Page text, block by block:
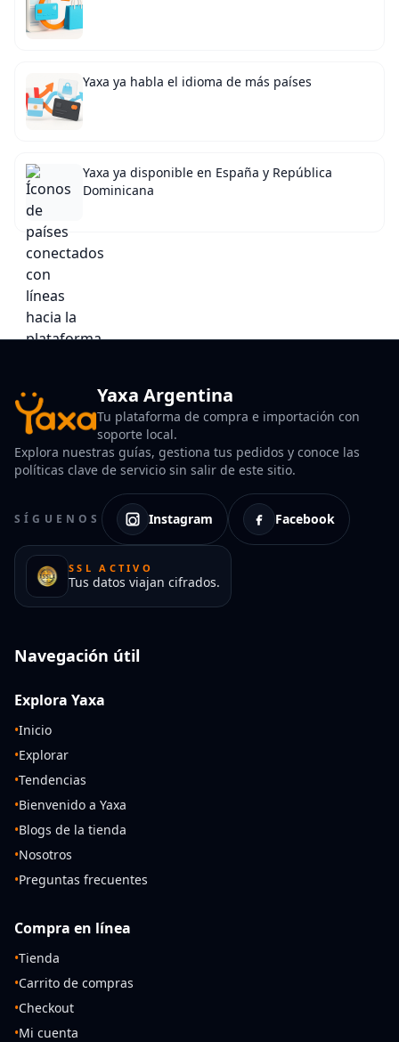
Yaxa ya habla el idioma de más países
Yaxa ya disponible en España y República
Dominicana
Yaxa Argentina
Tu plataforma de compra e importación con
soporte local.
Explora nuestras guías, gestiona tus pedidos y conoce las
políticas clave de servicio sin salir de este sitio.
SÍGUENOS Instagram Facebook
SSL ACTIVO
Tus datos viajan cifrados.
Navegación útil
Explora Yaxa
•Inicio
•Explorar
•Tendencias
•Bienvenido a Yaxa
•Blogs de la tienda
•Nosotros
•Preguntas frecuentes
Compra en línea
•Tienda
•Carrito de compras
•Checkout
•Mi cuenta